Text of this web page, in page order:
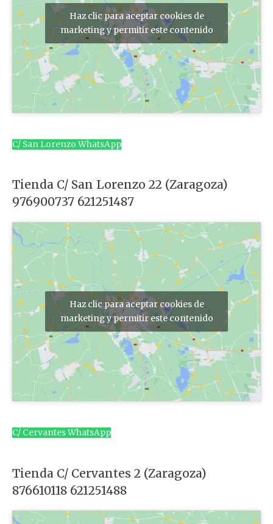
Haz clic para aceptar cookies de
marketing y permitir este contenido
C/ San Lorenzo WhatsApp
Tienda C/ San Lorenzo 22 (Zaragoza)
976900737 621251487
Haz clic para aceptar cookies de
marketing y permitir este contenido
C/ Cervantes WhatsApp
Tienda C/ Cervantes 2 (Zaragoza)
876610118 621251488